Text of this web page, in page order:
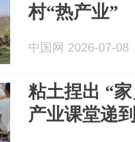
村“热产业”
中国网 2026-07-08
粘土捏出 “
产业课堂递